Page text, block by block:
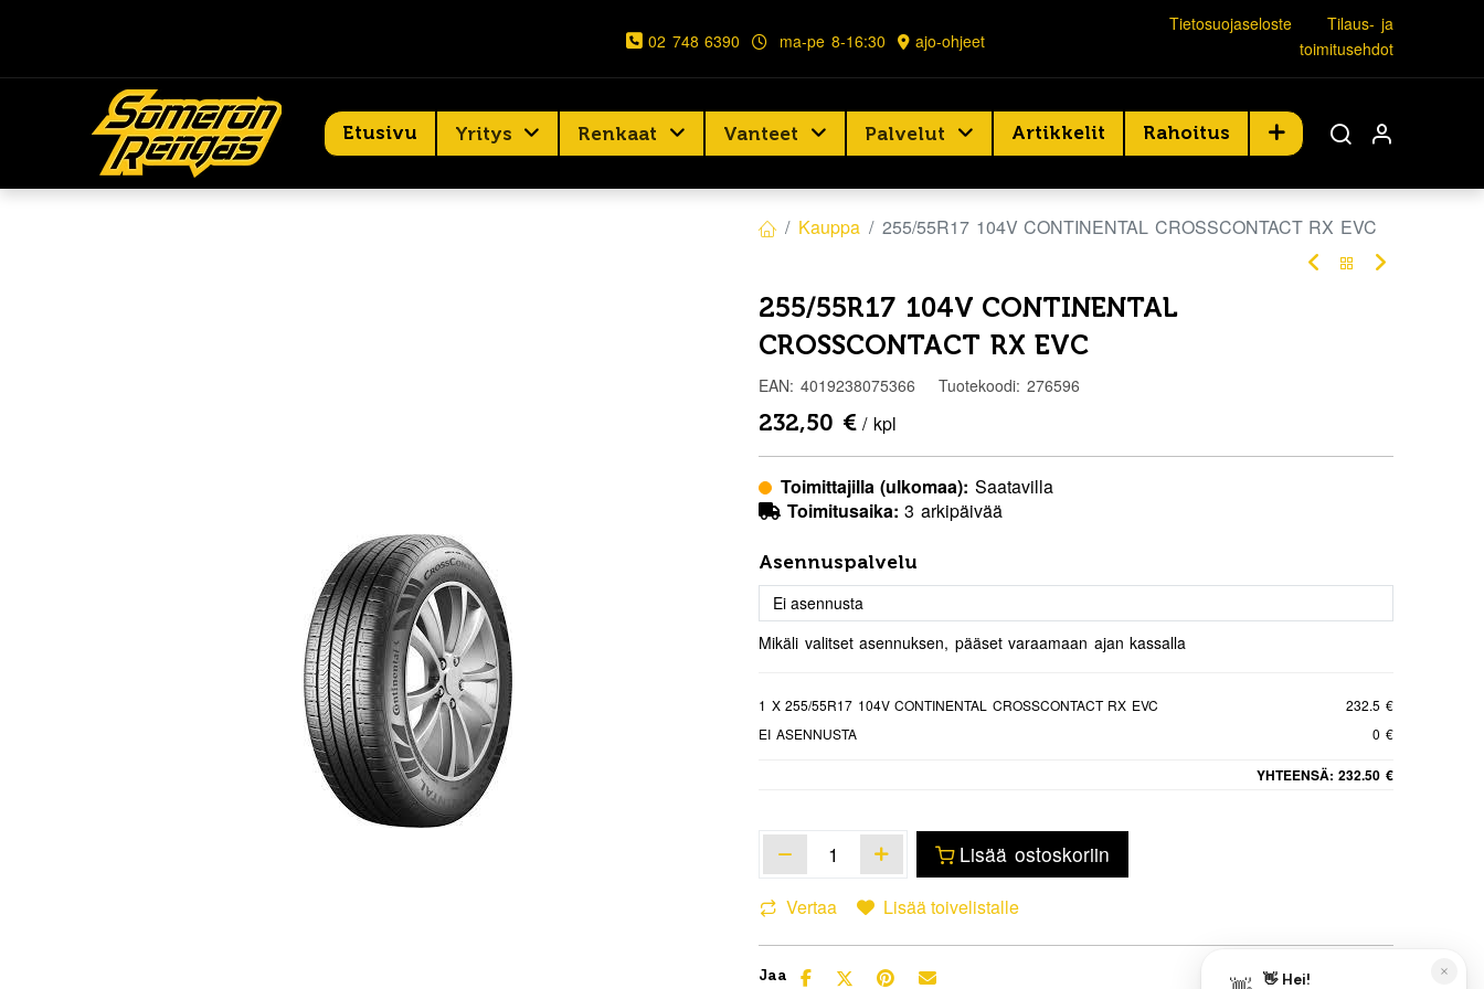
02 748 6390 ma-pe 8-16:30 ajo-ohjeet
Tietosuojaseloste
Tilaus- ja
toimitusehdot
Etusivu Yritys Renkaat Vanteet Palvelut Artikkelit Rahoitus
Kauppa 255/55R17 104V CONTINENTAL CROSSCONTACT RX EVC
255/55R17 104V CONTINENTAL
CROSSCONTACT RX EVC
EAN: 4019238075366 Tuotekoodi: 276596
232,50 € / kpl
Toimittajilla (ulkomaa): Saatavilla
Toimitusaika: 3 arkipäivää
Asennuspalvelu
Mikäli valitset asennuksen, pääset varaamaan ajan kassalla
1 X 255/55R17 104V CONTINENTAL CROSSCONTACT RX EVC
232.5 €
EI ASENNUSTA
0 €
YHTEENSÄ: 232.50 €
Lisää ostoskoriin
Vertaa Lisää toivelistalle
Jaa